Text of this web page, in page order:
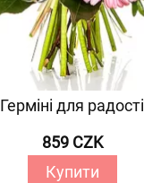
Герміні для радості
859 CZK
Купити